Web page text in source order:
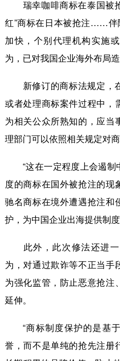
瑞幸咖啡商标在泰国被抢
红”商标在日本被抢注……伴
加快，个别代理机构实施
为，已对我国企业海外布局造
新修订的商标法规定，
或者处理商标案件过程中，
为相关公众所熟知的，应当
理部门可以依照相关规定对
“这在一定程度上会遏制
度的商标在国外被抢注的现
驰名商标在境外遭遇抢注和
护，为中国企业出海提供制度
此外，此次修法还进一
为，对通过欺诈等不正当手
为强化监管，防止恶意抢注
延伸。
“商标制度保护的是基于
誉，而不是单纯的抢先注册